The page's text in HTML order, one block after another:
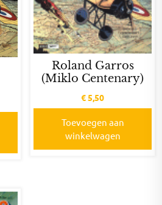
Roland Garros
(Miklo Centenary)
€5,50
Toevoegen aan
winkelwagen